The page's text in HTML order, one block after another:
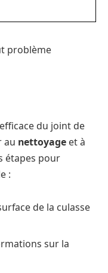
problème
du joint de
au nettoyage et à
étapes pour
:
de la culasse
sur la